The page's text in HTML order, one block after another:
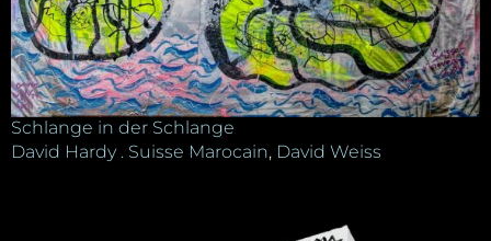
Schlange in der Schlange
David Hardy . Suisse Marocain, David Weiss